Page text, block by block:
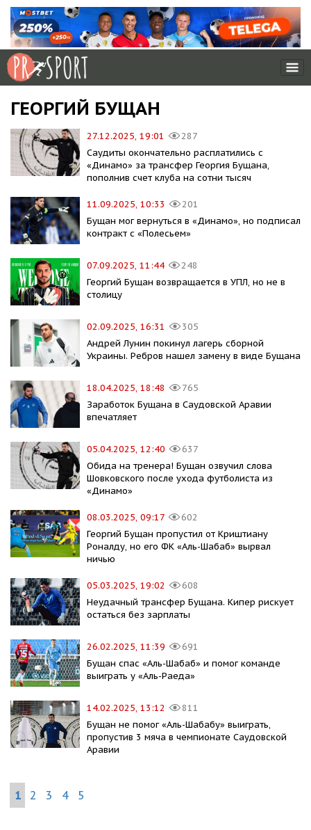
ГЕОРГИЙ БУЩАН
27.12.2025, 19:01
287
Саудиты окончательно расплатились с
«Динамо» за трансфер Георгия Бущана,
пополнив счет клуба на сотни тысяч
11.09.2025, 10:33
201
Бущан мог вернуться в «Динамо», но подписал
контракт с «Полесьем»
07.09.2025, 11:44
248
Георгий Бущан возвращается в УПЛ, но не в
столицу
02.09.2025, 16:31
305
Андрей Лунин покинул лагерь сборной
Украины. Ребров нашел замену в виде Бущана
18.04.2025, 18:48
765
Заработок Бущана в Саудовской Аравии
впечатляет
05.04.2025, 12:40
637
Обида на тренера! Бущан озвучил слова
Шовковского после ухода футболиста из
«Динамо»
08.03.2025, 09:17
602
Георгий Бущан пропустил от Криштиану
Роналду, но его ФК «Аль-Шабаб» вырвал
ничью
05.03.2025, 19:02
608
Неудачный трансфер Бущана. Кипер рискует
остаться без зарплаты
26.02.2025, 11:39
691
Бущан спас «Аль-Шабаб» и помог команде
выиграть у «Аль-Раеда»
14.02.2025, 13:12
811
Бущан не помог «Аль-Шабабу» выиграть,
пропустив 3 мяча в чемпионате Саудовской
Аравии
1 2 3 4 5